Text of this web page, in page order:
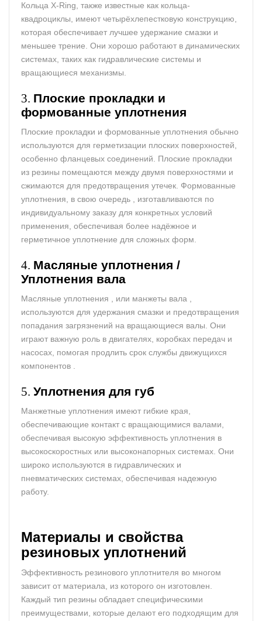
Кольца X-Ring, также известные как кольца-
квадроциклы, имеют четырёхлепестковую конструкцию,
которая обеспечивает лучшее удержание смазки и
меньшее трение. Они хорошо работают в динамических
системах, таких как гидравлические системы и
вращающиеся механизмы.
3. Плоские прокладки и
формованные уплотнения
Плоские прокладки и формованные уплотнения обычно
используются для герметизации плоских поверхностей,
особенно фланцевых соединений. Плоские прокладки
из резины помещаются между двумя поверхностями и
сжимаются для предотвращения утечек. Формованные
уплотнения, в свою очередь , изготавливаются по
индивидуальному заказу для конкретных условий
применения, обеспечивая более надёжное и
герметичное уплотнение для сложных форм.
4. Масляные уплотнения /
Уплотнения вала
Масляные уплотнения , или манжеты вала ,
используются для удержания смазки и предотвращения
попадания загрязнений на вращающиеся валы. Они
играют важную роль в двигателях, коробках передач и
насосах, помогая продлить срок службы движущихся
компонентов .
5. Уплотнения для губ
Манжетные уплотнения имеют гибкие края,
обеспечивающие контакт с вращающимися валами,
обеспечивая высокую эффективность уплотнения в
высокоскоростных или высоконапорных системах. Они
широко используются в гидравлических и
пневматических системах, обеспечивая надежную
работу.
Материалы и свойства
резиновых уплотнений
Эффективность резинового уплотнителя во многом
зависит от материала, из которого он изготовлен.
Каждый тип резины обладает специфическими
преимуществами, которые делают его подходящим для